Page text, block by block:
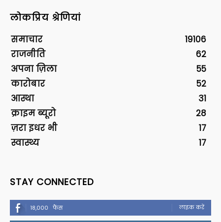
लोकप्रिय श्रेणियां
समाचार
19106
राजनीति
62
अपना ज़िला
55
कारोबार
52
आस्था
31
क्राइम ब्यूरो
28
ज़रा इधर भी
17
स्वास्थ्य
17
STAY CONNECTED
18,000 फैंस लाइक करें